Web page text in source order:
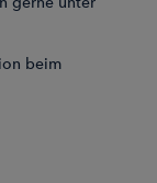
beim